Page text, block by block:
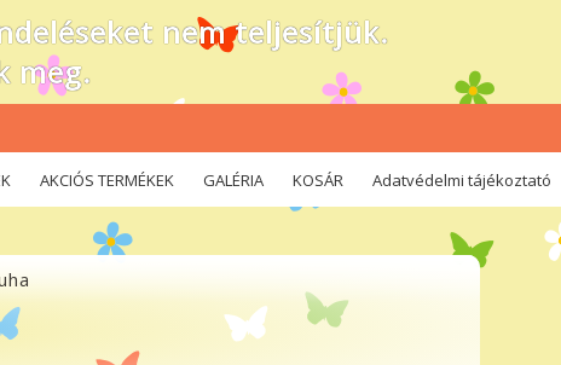
nem teljesítjük.
meg.
AKCIÓS TERMÉKEK GALÉRIA KOSÁR Adatvédelmi tájékoztató